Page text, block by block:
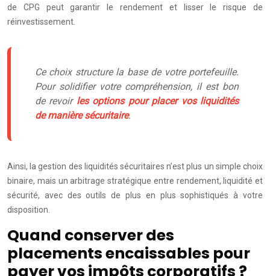
de CPG peut garantir le rendement et lisser le risque de
réinvestissement.
Ce choix structure la base de votre portefeuille.
Pour solidifier votre compréhension, il est bon
de revoir les options pour placer vos liquidités
de manière sécuritaire.
Ainsi, la gestion des liquidités sécuritaires n’est plus un simple choix
binaire, mais un arbitrage stratégique entre rendement, liquidité et
sécurité, avec des outils de plus en plus sophistiqués à votre
disposition.
Quand conserver des
placements encaissables pour
payer vos impôts corporatifs ?